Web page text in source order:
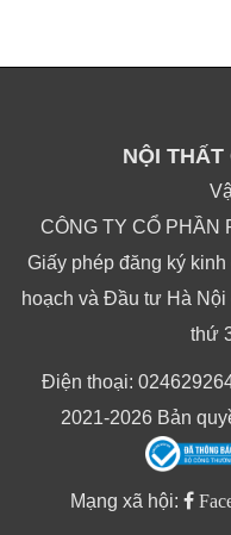
NỘI THẤT
CÔNG TY CỔ PHẦN
Giấy phép đăng ký
hoạch và Đầu tư Hà
thứ
Điện thoại:
2021-2026 Bản
Mạng xã hội: